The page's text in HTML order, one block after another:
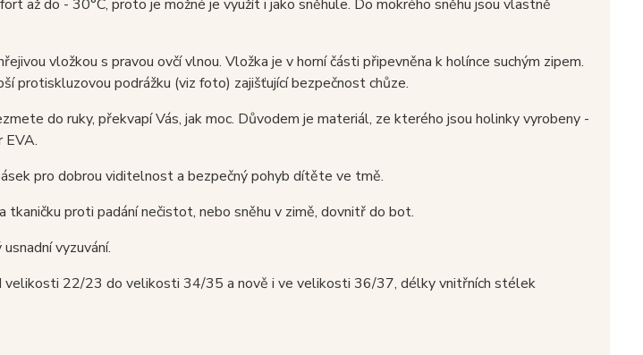
až do - 30°C, proto je možné je využít i jako sněhule. Do mokrého sněhu jsou vlastně
vložkou s pravou ovčí vlnou. Vložka je v horní části připevněna k holínce suchým zipem.
protiskluzovou podrážku (viz foto) zajišťující bezpečnost chůze.
do ruky, překvapí Vás, jak moc. Důvodem je materiál, ze kterého jsou holinky vyrobeny -
EVA.
pro dobrou viditelnost a bezpečný pohyb dítěte ve tmě.
tkaničku proti padání nečistot, nebo sněhu v zimě, dovnitř do bot.
vyzuvání.
velikosti 22/23 do velikosti 34/35 a nově i ve velikosti 36/37, délky vnitřních stélek